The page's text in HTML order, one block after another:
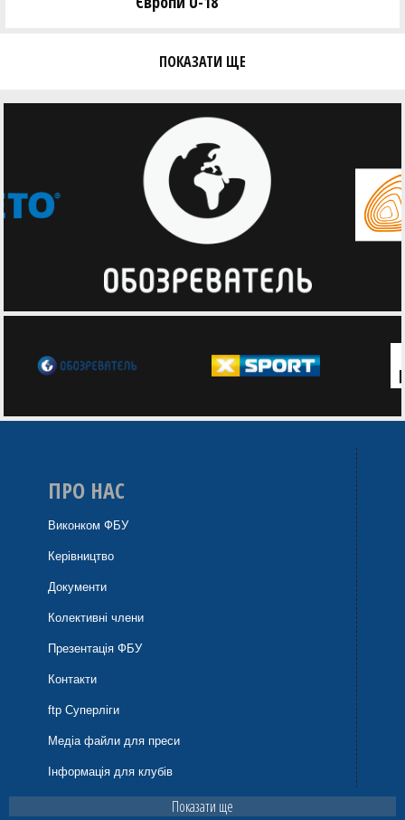
ПОКАЗАТИ ЩЕ
ПРО НАС
Виконком ФБУ
Керівництво
Документи
Колективні члени
Презентація ФБУ
Контакти
ftp Суперліги
Медіа файли для преси
Інформація для клубів
Показати ще